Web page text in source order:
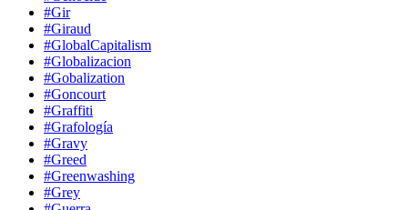
#Gir
#Giraud
#GlobalCapitalism
#Globalizacion
#Gobalization
#Goncourt
#Graffiti
#Grafología
#Gravy
#Greed
#Greenwashing
#Grey